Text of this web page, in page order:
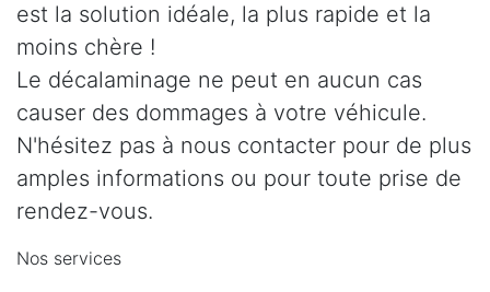
est la solution idéale, la plus rapide et la
moins chère !
Le décalaminage ne peut en aucun cas
causer des dommages à votre véhicule.
N'hésitez pas à nous contacter pour de plus
amples informations ou pour toute prise de
rendez-vous.
Nos services